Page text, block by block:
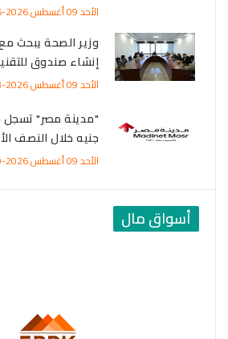
الأحد 09 أغسطس 2026-02:26
وزير الصحة يبحث
إنشاء صندوق
الأحد 09 أغسطس 2026-02:23
جنيه خلال النصف
الأحد 09 أغسطس 2026-02:19
أسواق مال